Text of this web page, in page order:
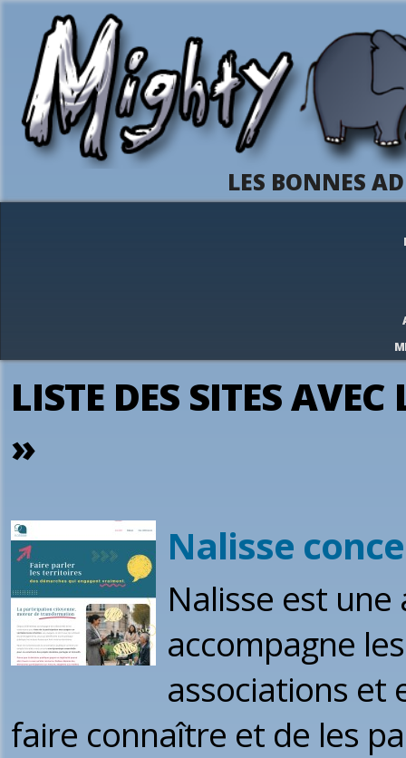
LES BONNES
LISTE DES SITES
»
Nalisse
Nalisse est
accompagne
associations et
faire connaître et de les